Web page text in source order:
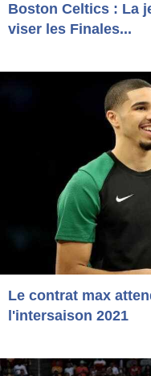
Boston Celtics : La
viser les Finales...
Le contrat max
l'intersaison 2021